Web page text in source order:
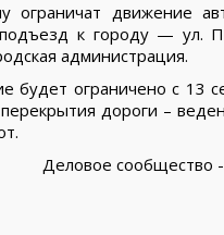
ограничат движение
к городу — ул.
администрация.
будет ограничено с 13
дороги –
Деловое сообщество -